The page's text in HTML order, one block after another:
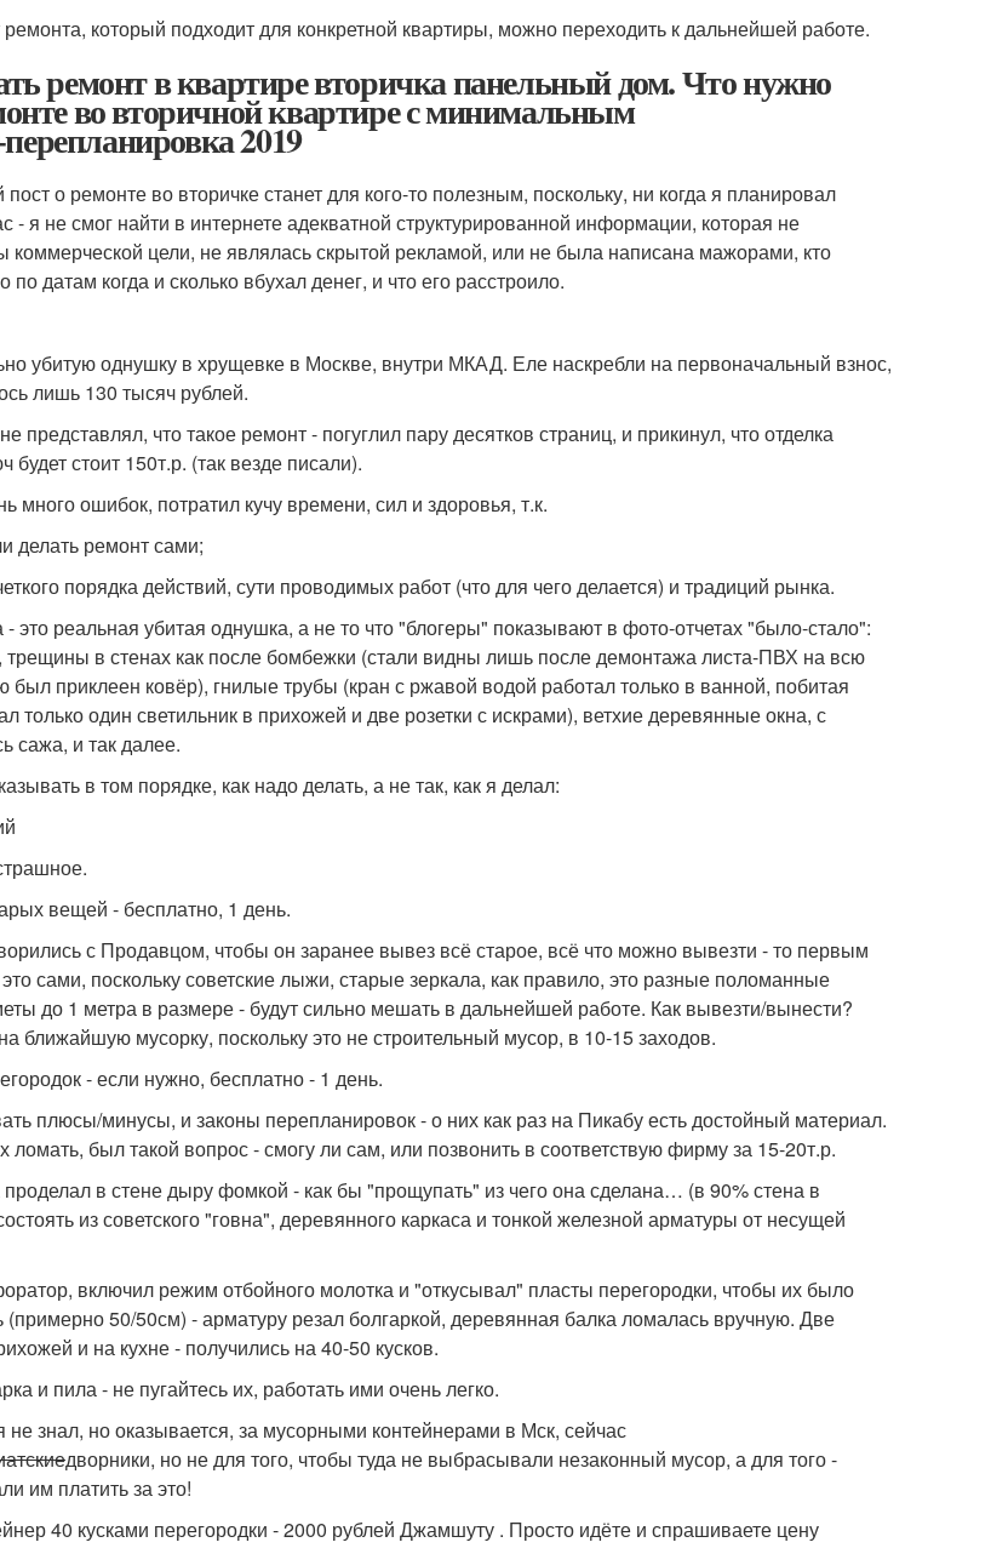
который подходит для конкретной квартиры, можно переходить к дальнейшей работе.
ремонт в квартире вторичка панельный дом. Что нужно
во вторичной квартире с минимальным
2019
о ремонте во вторичке станет для кого-то полезным, поскольку, ни когда я планировал
- я не смог найти в интернете адекватной структурированной информации, которая не
коммерческой цели, не являлась скрытой рекламой, или не была написана мажорами, кто
по датам когда и сколько вбухал денег, и что его расстроило.
убитую однушку в хрущевке в Москве, внутри МКАД. Еле наскребли на первоначальный взнос,
лишь 130 тысяч рублей.
представлял, что такое ремонт - погуглил пару десятков страниц, и прикинул, что отделка
будет стоит 150т.р. (так везде писали).
много ошибок, потратил кучу времени, сил и здоровья, т.к.
делать ремонт сами;
порядка действий, сути проводимых работ (что для чего делается) и традиций рынка.
это реальная убитая однушка, а не то что "блогеры" показывают в фото-отчетах "было-стало":
в стенах как после бомбежки (стали видны лишь после демонтажа листа-ПВХ на всю
был приклеен ковёр), гнилые трубы (кран с ржавой водой работал только в ванной, побитая
только один светильник в прихожей и две розетки с искрами), ветхие деревянные окна, с
сажа, и так далее.
в том порядке, как надо делать, а не так, как я делал:
вещей - бесплатно, 1 день.
с Продавцом, чтобы он заранее вывез всё старое, всё что можно вывезти - то первым
сами, поскольку советские лыжи, старые зеркала, как правило, это разные поломанные
до 1 метра в размере - будут сильно мешать в дальнейшей работе. Как вывезти/вынести?
ближайшую мусорку, поскольку это не строительный мусор, в 10-15 заходов.
- если нужно, бесплатно - 1 день.
плюсы/минусы, и законы перепланировок - о них как раз на Пикабу есть достойный материал.
ломать, был такой вопрос - смогу ли сам, или позвонить в соответствую фирму за 15-20т.р.
проделал в стене дыру фомкой - как бы "прощупать" из чего она сделана… (в 90% стена в
из советского "говна", деревянного каркаса и тонкой железной арматуры от несущей
включил режим отбойного молотка и "откусывал" пласты перегородки, чтобы их было
(примерно 50/50см) - арматуру резал болгаркой, деревянная балка ломалась вручную. Две
и на кухне - получились на 40-50 кусков.
и пила - не пугайтесь их, работать ими очень легко.
знал, но оказывается, за мусорными контейнерами в Мск, сейчас
дворники, но не для того, чтобы туда не выбрасывали незаконный мусор, а для того -
им платить за это!
40 кусками перегородки - 2000 рублей Джамшуту . Просто идёте и спрашиваете цену